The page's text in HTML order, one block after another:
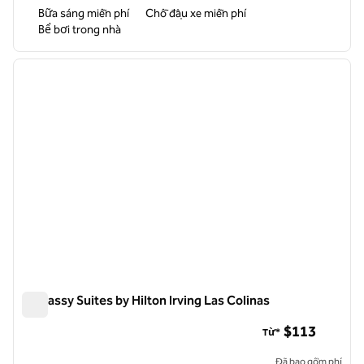
Bữa sáng miễn phí
Chỗ đậu xe miễn phí
Bể bơi trong nhà
1/12
ảnh
Embassy Suites by Hilton Irving Las Colinas
Từ* $113
Đã bao gồm phí